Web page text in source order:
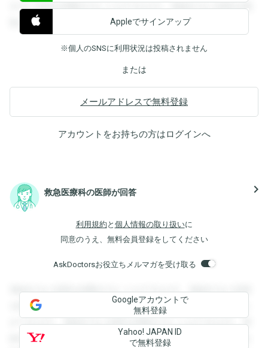
すると回答を閲覧することができます。登録すると回答を閲
覧することができます。
Appleでサインアップ
※個人のSNSに利用状況は投稿されません
または
メールアドレスで無料登録
アカウントをお持ちの方はログインへ
救急医療科の医師が回答 navigate_next
利用規約 と 個人情報の取り扱いに
同意のうえ、無料会員登録をしてください
AskDoctorsお役立ちメルマガを受け取る
登録すると回答を閲覧することができます。登録すると回答
を閲覧することができます。登録すると回答を閲覧すること
ができます。登録すると回答を閲覧することができます。登
録すると回答を閲覧することができます。登録すると回答を
Googleアカウントで
無料登録
Yahoo! JAPAN ID
で無料登録